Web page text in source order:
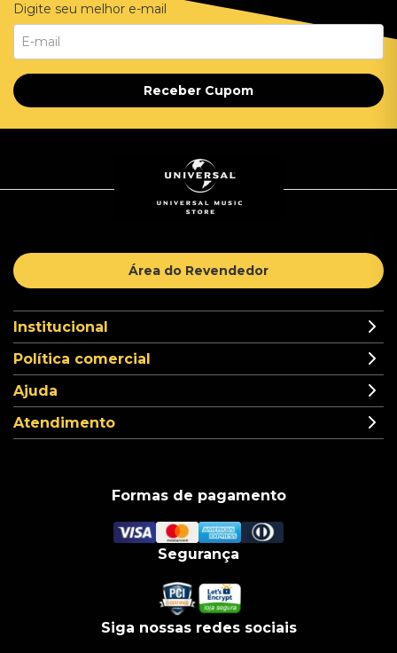
Digite seu melhor e-mail
Receber Cupom
Área do Revendedor
Institucional
Política comercial
Ajuda
Atendimento
Formas de pagamento
Segurança
Siga nossas redes sociais